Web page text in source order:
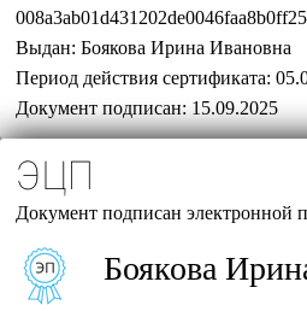
Выдан: Боякова Ирина Ивановна
Период действия сертификата:
Документ подписан: 15.09.2025
ЭЦП
Документ подписан электронной
Боякова